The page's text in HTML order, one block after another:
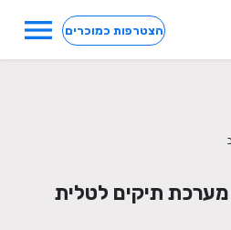
הצטרפות כמוכרים menu
תיקים לטלית